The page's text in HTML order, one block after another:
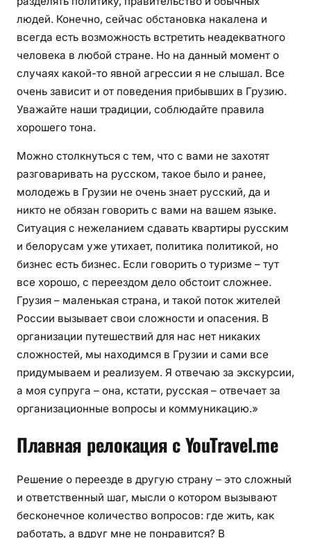
людей. Конечно, сейчас обстановка накалена и
всегда есть возможность встретить неадекватного
человека в любой стране. Но на данный момент о
случаях какой-то явной агрессии я не слышал. Все
очень зависит и от поведения прибывших в Грузию.
Уважайте наши традиции, соблюдайте правила
хорошего тона.
Можно столкнуться с тем, что с вами не захотят
разговаривать на русском, такое было и ранее,
молодежь в Грузии не очень знает русский, да и
никто не обязан говорить с вами на вашем языке.
Ситуация с нежеланием сдавать квартиры русским
и белорусам уже утихает, политика политикой, но
бизнес есть бизнес. Если говорить о туризме – тут
все хорошо, с переездом дело обстоит сложнее.
Грузия – маленькая страна, и такой поток жителей
России вызывает свои сложности и опасения. В
организации путешествий для нас нет никаких
сложностей, мы находимся в Грузии и сами все
придумываем и реализуем. Я отвечаю за экскурсии,
а моя супруга – она, кстати, русская – отвечает за
организационные вопросы и коммуникацию.»
Плавная релокация с YouTravel.me
Решение о переезде в другую страну – это сложный
и ответственный шаг, мысли о котором вызывают
бесконечное количество вопросов: где жить, как
работать, а вдруг мне не понравится? В